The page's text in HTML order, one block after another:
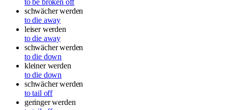
schwächer werden
to die away
leiser werden
to die away
schwächer werden
to die down
kleiner werden
to die down
schwächer werden
to tail off
geringer werden